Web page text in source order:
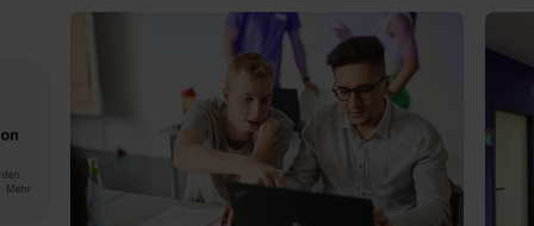
Mehr